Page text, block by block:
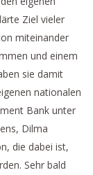
Ziel vieler
miteinander
und einem
sie damit
nationalen
Bank unter
Dilma
die dabei ist,
Sehr bald